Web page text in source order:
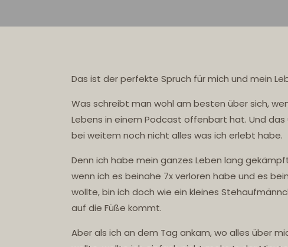
Das ist der perfekte Spruch für mich und mein
Was schreibt man wohl am besten über sich,
Lebens in einem Podcast offenbart hat. Und das
bei weitem noch nicht alles was ich erlebt habe.
Denn ich habe mein ganzes Leben lang
wenn ich es beinahe 7x verloren habe und es
wollte, bin ich doch wie ein kleines
auf die Füße kommt.
Aber als ich an dem Tag ankam, wo alles über